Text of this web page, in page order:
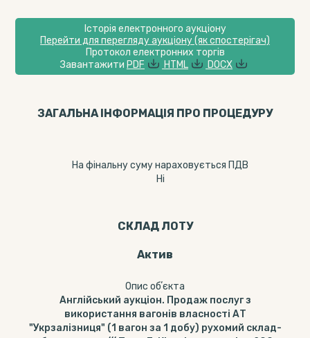
Історія електронного аукціону
Перейти для перегляду аукціону (як спостерігач)
Протокол електронних торгів
Завантажити PDF HTML DOCX
ЗАГАЛЬНА ІНФОРМАЦІЯ ПРО ПРОЦЕДУРУ
На фінальну суму нараховується ПДВ
Ні
СКЛАД ЛОТУ
Актив
Опис обʼєкта
Англійський аукціон. Продаж послуг з
використання вагонів власності АТ
"Укрзалізниця" (1 вагон за 1 добу) рухомий склад-